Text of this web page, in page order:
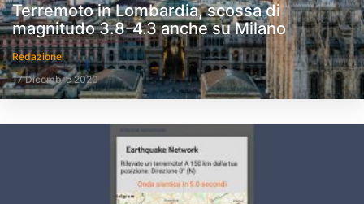
Terremoto in Lombardia, scossa di
magnitudo 3.8-4.3 anche su Milano
Redazione
17 Dicembre 2020